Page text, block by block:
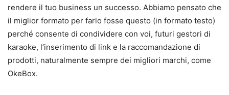
rendere il tuo business un successo. Abbiamo pensato che
il miglior formato per farlo fosse questo (in formato testo)
perché consente di condividere con voi, futuri gestori di
karaoke, l’inserimento di link e la raccomandazione di
prodotti, naturalmente sempre dei migliori marchi, come
OkeBox.